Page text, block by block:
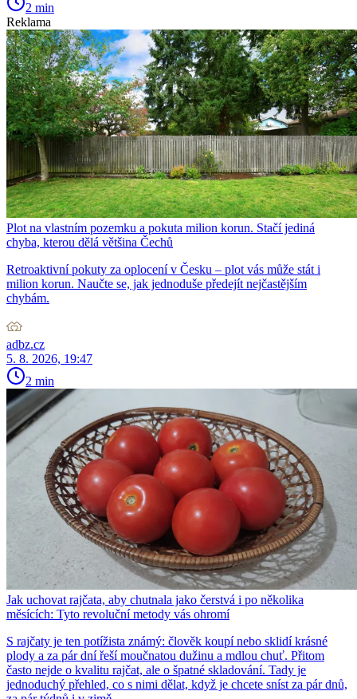
2 min
Reklama
Plot na vlastním pozemku a pokuta milion korun. Stačí jediná
chyba, kterou dělá většina Čechů
Retroaktivní pokuty za oplocení v Česku – plot vás může stát i
milion korun. Naučte se, jak jednoduše předejít nejčastějším
chybám.
adbz.cz
5. 8. 2026, 19:47
2 min
Jak uchovat rajčata, aby chutnala jako čerstvá i po několika
měsících: Tyto revoluční metody vás ohromí
S rajčaty je ten potížista známý: člověk koupí nebo sklidí krásné
plody a za pár dní řeší moučnatou dužinu a mdlou chuť. Přitom
často nejde o kvalitu rajčat, ale o špatné skladování. Tady je
jednoduchý přehled, co s nimi dělat, když je chcete sníst za pár dnů,